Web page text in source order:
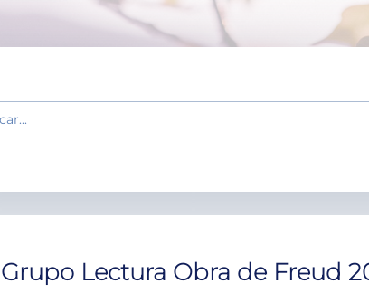
Grupo Lectura Obra de Freud